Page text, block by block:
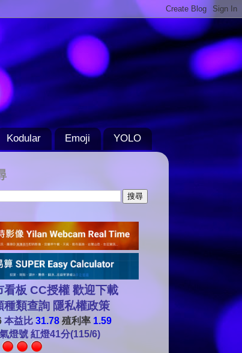
Kodular Emoji YOLO
看板 CC授權 歡迎下載
種類查詢 隱私權政策
本益比 31.78 殖利率 1.59
燈號 紅燈41分(115/6)